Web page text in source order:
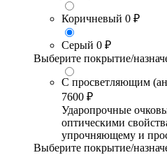
Коричневый 0 ₽
Серый 0 ₽
Выберите покрытие/
С просветляющим
7600 ₽
Ударопрочные
оптическими
упрочняющему и
Выберите покрытие/